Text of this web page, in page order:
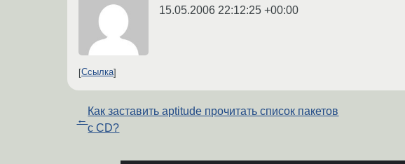
15.05.2006 22:12:25 +00:00
Ссылка
←
Как заставить aptitude прочитать список пакетов
с CD?